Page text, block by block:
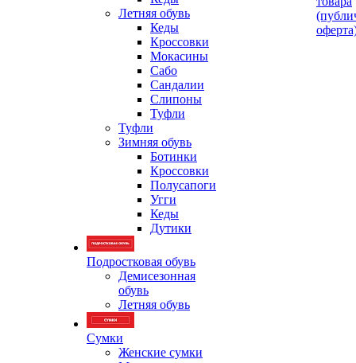
Летняя обувь
Кеды
Кроссовки
Мокасины
Сабо
Сандалии
Слипоны
Туфли
Туфли
Зимняя обувь
Ботинки
Кроссовки
Полусапоги
Угги
Кеды
Дутики
Подростковая обувь
Демисезонная
обувь
Летняя обувь
Сумки
Женские сумки